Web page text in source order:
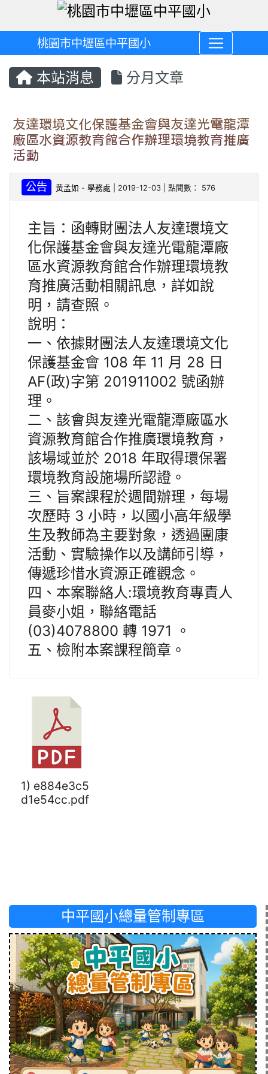
桃園市中壢區中平國小
本站消息 分月文章
友達環境文化保護基金會與友達光電龍潭
廠區水資源教育館合作辦理環境教育推廣
活動
公告 黃孟如 -學務處 | 2019-12-03 | 點閱數： 576
主旨：函轉財團法人友達環境文
化保護基金會與友達光電龍潭廠
區水資源教育館合作辦理環境教
育推廣活動相關訊息，詳如說
明，請查照。
說明：
一、依據財團法人友達環境文化
保護基金會 108 年 11 月 28 日
AF(政)字第 201911002 號函辦
理。
二、該會與友達光電龍潭廠區水
資源教育館合作推廣環境教育，
該場域並於 2018 年取得環保署
環境教育設施場所認證。
三、旨案課程於週間辦理，每場
次歷時 3 小時，以國小高年級學
生及教師為主要對象，透過團康
活動、實驗操作以及講師引導，
傳遞珍惜水資源正確觀念。
四、本案聯絡人:環境教育專責人
員麥小姐，聯絡電話
(03)4078800 轉 1971 。
五、檢附本案課程簡章。
1) e884e3c5
d1e54cc.pdf
中平國小總量管制專區